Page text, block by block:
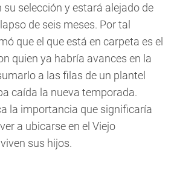
selección y estará alejado de
de seis meses. Por tal
que el que está en carpeta es el
quien ya habría avances en la
a las filas de un plantel
caída la nueva temporada.
la importancia que significaría
a ubicarse en el Viejo
sus hijos.